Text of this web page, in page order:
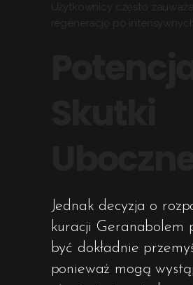
Użytkownicy często
regenerację po
Jednak decyzja o
kuracji Geranabolem
być dokładnie
ponieważ mogą